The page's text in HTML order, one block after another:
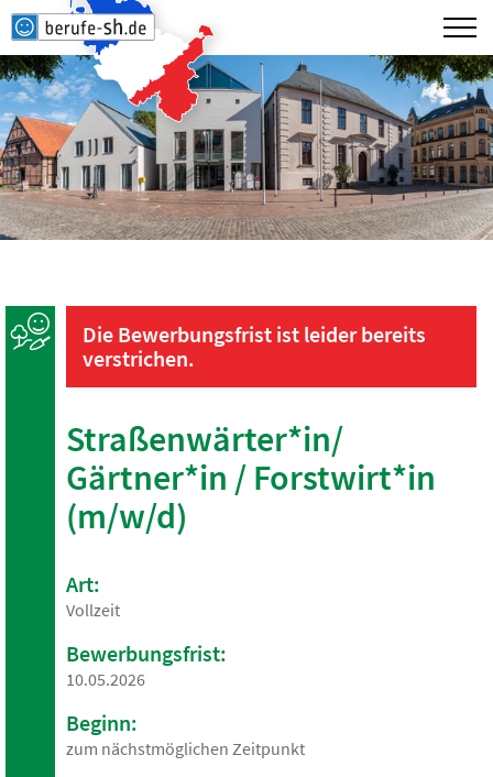
Die Bewerbungsfrist ist leider bereits
verstrichen.
Straßenwärter*in/
Gärtner*in / Forstwirt*in
(m/w/d)
Art:
Vollzeit
Bewerbungsfrist:
10.05.2026
Beginn:
zum nächstmöglichen Zeitpunkt